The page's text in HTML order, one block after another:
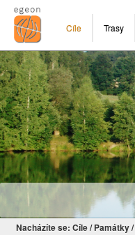
Cíle Trasy
Nacházíte se: Cíle/ Památky/